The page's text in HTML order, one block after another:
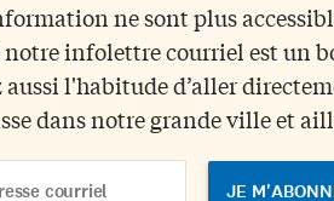
ne sont plus
infolettre courriel est un
aussi l'habitude d’aller
dans notre grande ville et